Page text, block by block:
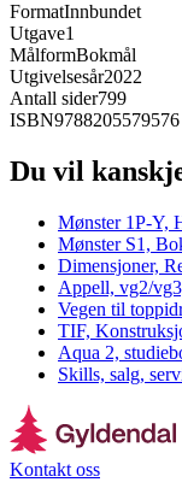
FormatInnbundet
Utgave1
MålformBokmål
Utgivelsesår2022
Antall sider799
ISBN9788205579576
Du vil
Mønster 1P-Y,
Mønster S1,
Dimensjoner,
Appell, vg2/
Vegen til
TIF,
Aqua 2,
Skills, salg,
Kontakt oss